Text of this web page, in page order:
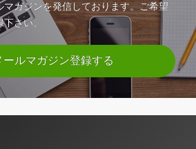
ガジンを発信しております。ご希望
さい。
ールマガジン登録する